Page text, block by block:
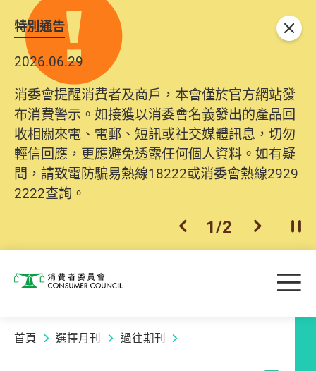
特別通告
2026.06.29
消委會提醒消費者及商戶，本會僅於官方網站發
布消費警示。如接獲以消委會名義發出的產品回
收相關來電、電郵、短訊或社交媒體訊息，切勿
輕信回應，更應避免透露任何個人資料。如有疑
問，請致電防騙易熱線18222或消委會熱線2929
2222查詢。
上一個
1/2 下一個開
關閉
消費者委員會 目
首頁 選擇月刊 過往期刊